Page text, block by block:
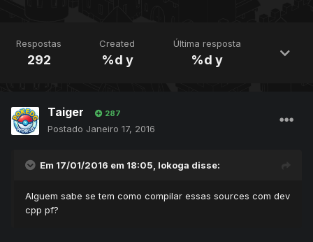
Respostas
292
Created
%d y
Última resposta
%d y
Taiger 287
Postado Janeiro 17, 2016
Em 17/01/2016 em 18:05, lokoga disse:
Alguem sabe se tem como compilar essas sources com dev
cpp pf?